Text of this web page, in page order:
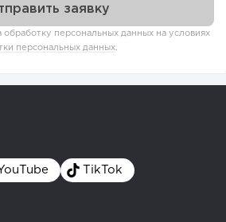
обработку персональных данных на условиях
персональных данных.
TikTok